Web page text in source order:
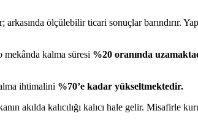
ölçülebilir ticari sonuçlar barındırır.
mekânda kalma süresi %20 oranında
ihtimalini %70’e kadar yükseltmektedir.
akılda kalıcılığı kalıcı hale gelir. Misafirle